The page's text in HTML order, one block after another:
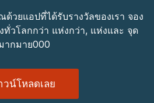
วยแอปที่ได้รับรางวัลของเรา จอง
วโลกกว่า แห่งกว่า, แห่งและ จุด
ากมาย000
วน์โหลดเลย